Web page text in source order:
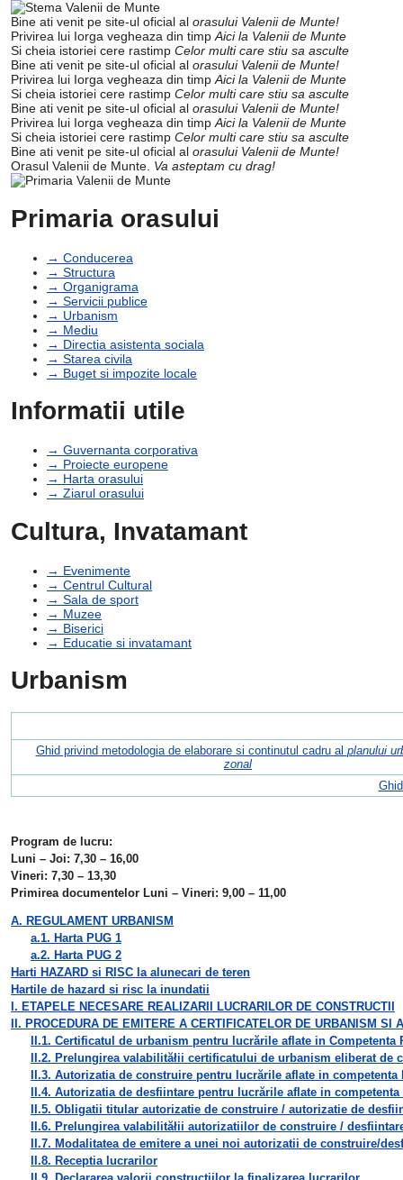
Bine ati venit pe site-ul oficial al orasului Valenii de Munte!
Privirea lui Iorga vegheaza din timp Aici la Valenii de Munte
Si cheia istoriei cere rastimp Celor multi care stiu sa asculte
Bine ati venit pe site-ul oficial al orasului Valenii de Munte!
Privirea lui Iorga vegheaza din timp Aici la Valenii de Munte
Si cheia istoriei cere rastimp Celor multi care stiu sa asculte
Bine ati venit pe site-ul oficial al orasului Valenii de Munte!
Privirea lui Iorga vegheaza din timp Aici la Valenii de Munte
Si cheia istoriei cere rastimp Celor multi care stiu sa asculte
Bine ati venit pe site-ul oficial al orasului Valenii de Munte!
Orasul Valenii de Munte. Va asteptam cu drag!
Primaria orasului
→ Conducerea
→ Structura
→ Organigrama
→ Servicii publice
→ Urbanism
→ Mediu
→ Directia asistenta sociala
→ Starea civila
→ Buget si impozite locale
Informatii utile
→ Guvernanta corporativa
→ Proiecte europene
→ Harta orasului
→ Ziarul orasului
Cultura, Invatamant
→ Evenimente
→ Centrul Cultural
→ Sala de sport
→ Muzee
→ Biserici
→ Educatie si invatamant
Urbanism
Ghid privind metodologia de elaborare si continutul cadru al planului
zonal
Program de lucru:
Luni – Joi: 7,30 – 16,00
Vineri: 7,30 – 13,30
Primirea documentelor Luni – Vineri: 9,00 – 11,00
A. REGULAMENT URBANISM
a.1. Harta PUG 1
a.2. Harta PUG 2
Harti HAZARD si RISC la alunecari de teren
Hartile de hazard si risc la inundatii
I. ETAPELE NECESARE REALIZARII LUCRARILOR DE CONSTRUCTII
II. PROCEDURA DE EMITERE A CERTIFICATELOR DE URBANISM
II.1. Certificatul de urbanism pentru lucrările aflate in
II.2. Prelungirea valabilităłii certificatului de urbanism eliberat de
II.3. Autorizatia de construire pentru lucrările aflate in
II.4. Autorizatia de desfiintare pentru lucrările aflate in
II.5. Obligatii titular autorizatie de construire / autorizatie de
II.6. Prelungirea valabilităłii autorizatiilor de construire /
II.7. Modalitatea de emitere a unei noi autorizatii de construire/
II.8. Receptia lucrarilor